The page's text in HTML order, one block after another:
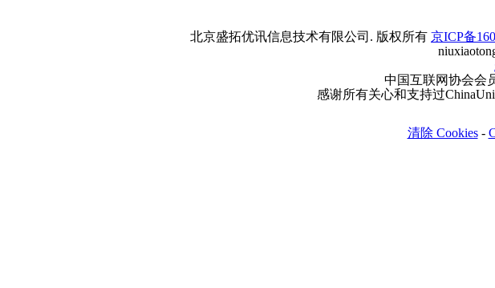
北京盛拓优讯信息技术有限公司. 版权所有 京ICP备
中国互联网协会会
感谢所有关心和支持过
清除 Cookies-